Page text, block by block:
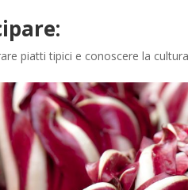
piatti tipici e conoscere la